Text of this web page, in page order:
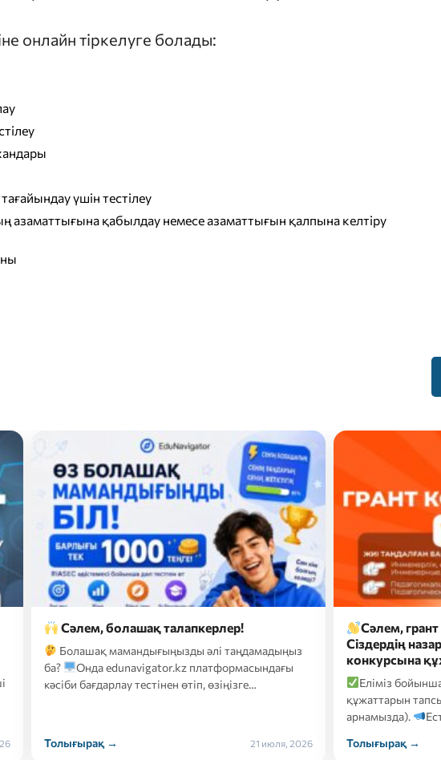
онлайн тіркелуге болады:
үшін тестілеу
азаматтығына қабылдау немесе азаматтығын қалпына келтіру
Сәлем, грант конкурсына қатысушылар!
Сіздердің назарларыңызға грант
конкурсына құжаттарды қабылдаудың…
Еліміз бойынша 103 мыңнан астам талапкер
Толығырақ →
17 июля, 2026
Сәлем,
Сіздердің
конкурсына
Еліміз
құжаттарын
арнамызда).
Толығырақ →